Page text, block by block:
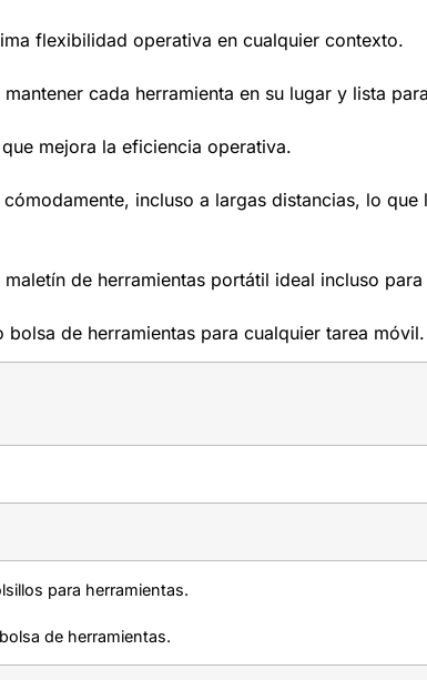
flexibilidad operativa en cualquier contexto.
cada herramienta en su lugar y lista
mejora la eficiencia operativa.
incluso a largas distancias, lo
de herramientas portátil ideal incluso
de herramientas para cualquier tarea móvil.
para herramientas.
de herramientas.